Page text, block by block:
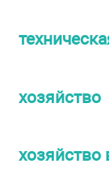
хозяйство
хозяйство